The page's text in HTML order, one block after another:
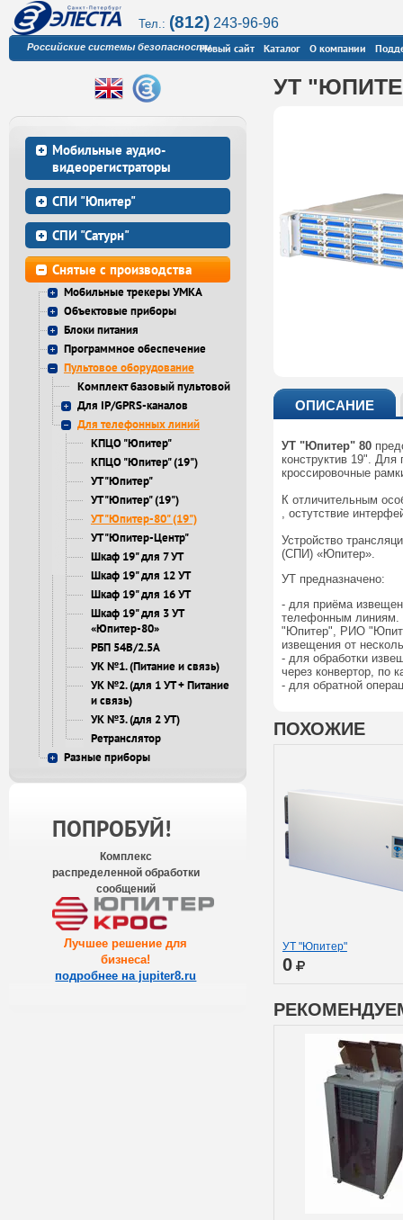
Тел.: (812) 243-96-96
Российские системы безопасностиНовый сайт Каталог О компании
УТ
ОПИСАНИЕ
УТ "Юпитер" 80
конструктив 19".
кроссировочные
К отличительным
, остутствие
Устройство
(СПИ) «Юпитер».
УТ предназначено:
- для приёма
телефонным линиям.
"Юпитер", РИО
извещения от
- для обработки
через конвертор, по
- для обратной
ПОХОЖИЕ
УТ "Юпитер"
0
Мобильные аудио-
видеорегистраторы
СПИ "Юпитер"
СПИ "Сатурн"
Снятые с производства
Мобильные трекеры УМКА
Объектовые приборы
Блоки питания
Программное обеспечение
Пультовое оборудование
Комплект базовый пультовой
Для IP/GPRS-каналов
Для телефонных линий
КПЦО "Юпитер"
КПЦО "Юпитер" (19")
УТ "Юпитер"
УТ "Юпитер" (19")
УТ "Юпитер-80" (19")
УТ "Юпитер-Центр"
Шкаф 19" для 7 УТ
Шкаф 19" для 12 УТ
Шкаф 19" для 16 УТ
Шкаф 19" для 3 УТ
«Юпитер-80»
РБП 54В/2.5А
УК №1. (Питание и связь)
УК №2. (для 1 УТ + Питание
и связь)
УК №3. (для 2 УТ)
Ретранслятор
Разные приборы
ПОПРОБУЙ!
Комплекс
распределенной обработки
сообщений
Лучшее решение для
бизнеса!
подробнее на jupiter8.ru